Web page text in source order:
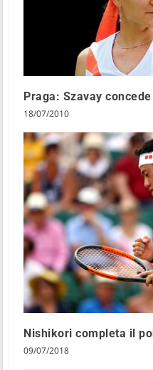
Praga: Szavay
18/07/2010
Nishikori completa il
09/07/2018